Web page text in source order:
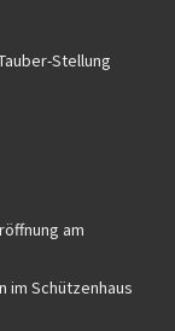
Stellung
am
Schützenhaus